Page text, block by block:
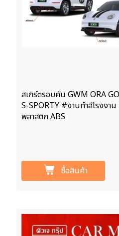
สเกิร์ตรอบคัน GWM ORA
S-SPORTY #งานทำสีโรงงา
พลาสติก ABS
ซื้อสินค้า